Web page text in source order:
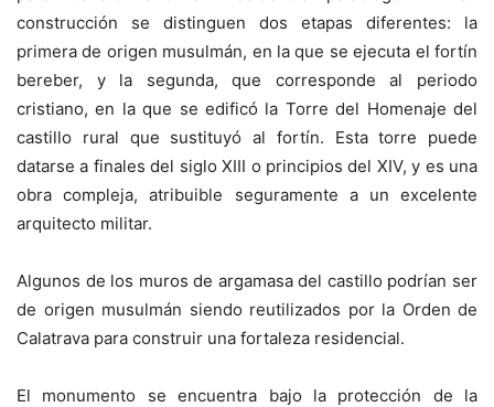
construcción se distinguen dos etapas diferentes: la
primera de origen musulmán, en la que se ejecuta el fortín
bereber, y la segunda, que corresponde al periodo
cristiano, en la que se edificó la Torre del Homenaje del
castillo rural que sustituyó al fortín. Esta torre puede
datarse a finales del siglo XIII o principios del XIV, y es una
obra compleja, atribuible seguramente a un excelente
arquitecto militar.
Algunos de los muros de argamasa del castillo podrían ser
de origen musulmán siendo reutilizados por la Orden de
Calatrava para construir una fortaleza residencial.
El monumento se encuentra bajo la protección de la